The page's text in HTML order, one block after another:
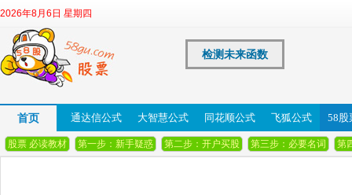
2026年8月6日 星期四
检测未来函数
首页 通达信公式 大智慧公式 同花顺公式 飞狐公式 58股
股票 必读教材 第一步：新手疑惑 第二步：开户买股 第三步：必要名词 第